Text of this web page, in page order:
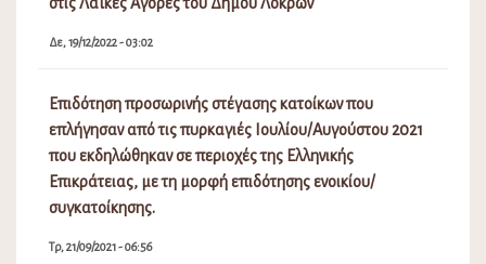
στις Λαϊκές Αγορές του Δήμου Λοκρών
Δε, 19/12/2022 - 03:02
Επιδότηση προσωρινής στέγασης κατοίκων που
επλήγησαν από τις πυρκαγιές Ιουλίου/Αυγούστου 2021
που εκδηλώθηκαν σε περιοχές της Ελληνικής
Επικράτειας, με τη μορφή επιδότησης ενοικίου/
συγκατοίκησης.
Τρ, 21/09/2021 - 06:56